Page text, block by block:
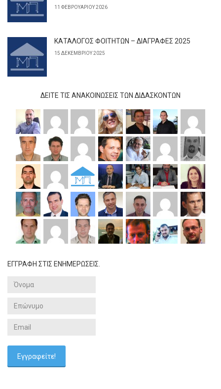
11 ΦΕΒΡΟΥΑΡΊΟΥ 2026
ΚΑΤΑΛΟΓΟΣ ΦΟΙΤΗΤΩΝ – ΔΙΑΓΡΑΦΕΣ 2025
15 ΔΕΚΕΜΒΡΊΟΥ 2025
ΔΕΊΤΕ ΤΙΣ ΑΝΑΚΟΙΝΏΣΕΙΣ ΤΩΝ ΔΙΔΆΣΚΟΝΤΩΝ
ΕΓΓΡΑΦΗ ΣΤΙΣ ΕΝΗΜΕΡΩΣΕΙΣ.